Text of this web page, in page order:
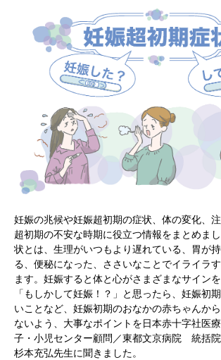
妊娠の兆候や妊娠超初期の症状、体の変化、
超初期の不安な時期に役立つ情報をまとめま
状とは、生理がいつもより遅れている、胃が
る、便秘になった、ささいなことでイライラ
ます。妊娠すると体と心がさまざまなサインを
「もしかして妊娠！？」と思ったら、妊娠初
いことなど、妊娠初期のおなかの赤ちゃんか
ないよう、大事なポイントを日本赤十字社医
子・小児センター顧問／東都文京病院 統括
杉本充弘先生に聞きました。